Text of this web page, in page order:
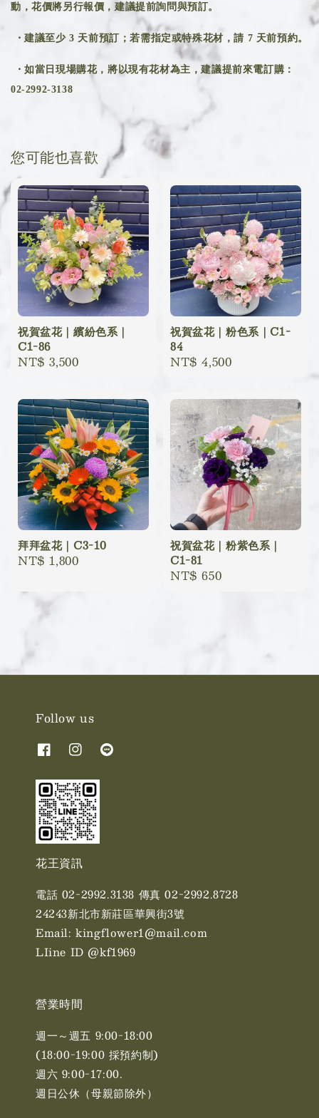
動，花價將另行報價，建議提前詢問與預訂。
・建議至少 3 天前預訂；若需指定或特殊花材，請 7 天前預約。
・如當日現場購花，將以現有花材為主，建議提前來電訂購：
02-2992-3138
您可能也喜歡
祝賀盆花｜繽紛色系｜
C1-86
Regular
NT$ 3,500
祝賀盆花｜粉色系｜C1-
84
Regular
NT$ 4,500
拜拜盆花｜C3-10
Regular
NT$ 1,800
祝賀盆花｜粉紫色系｜
C1-81
Regular
NT$ 650
Follow us
花王資訊
電話 02-2992.3138 傳真 02-2992.8728
24243新北市新莊區華興街3號
Email: kingflower1@mail.com
LIine ID @kf1969
營業時間
週一～週五 9:00-18:00
(18:00-19:00 採預約制)
週六 9:00-17:00. ​​
週日公休（母親節除外）